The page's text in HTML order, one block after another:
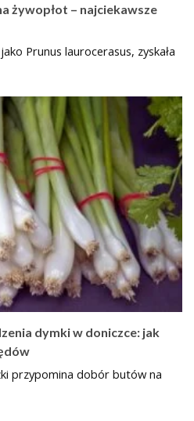
żywopłot – najciekawsze
Prunus laurocerasus, zyskała
dymki w doniczce: jak
przypomina dobór butów na